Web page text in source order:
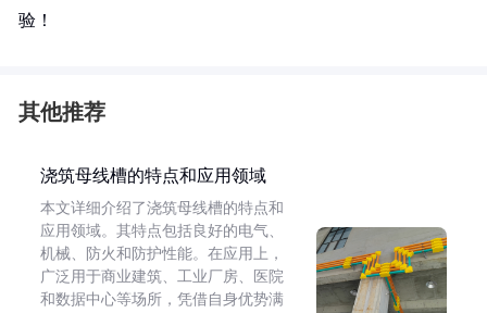
验！
其他推荐
浇筑母线槽的特点和应用领域
本文详细介绍了浇筑母线槽的特点和
应用领域。其特点包括良好的电气、
机械、防火和防护性能。在应用上，
广泛用于商业建筑、工业厂房、医院
和数据中心等场所，凭借自身优势满